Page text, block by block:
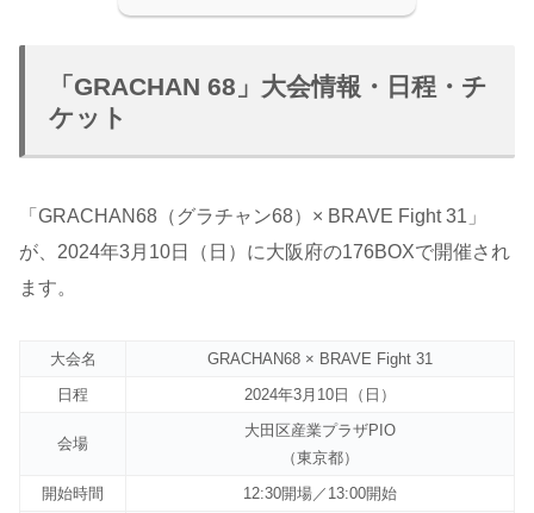
「GRACHAN 68」大会情報・日程・チ
ケット
「GRACHAN68（グラチャン68）× BRAVE Fight 31」
が、2024年3月10日（日）に大阪府の176BOXで開催され
ます。
大会名
GRACHAN68 × BRAVE Fight 31
日程
2024年3月10日（日）
会場
大田区産業プラザPIO
（東京都）
開始時間
12:30開場／13:00開始